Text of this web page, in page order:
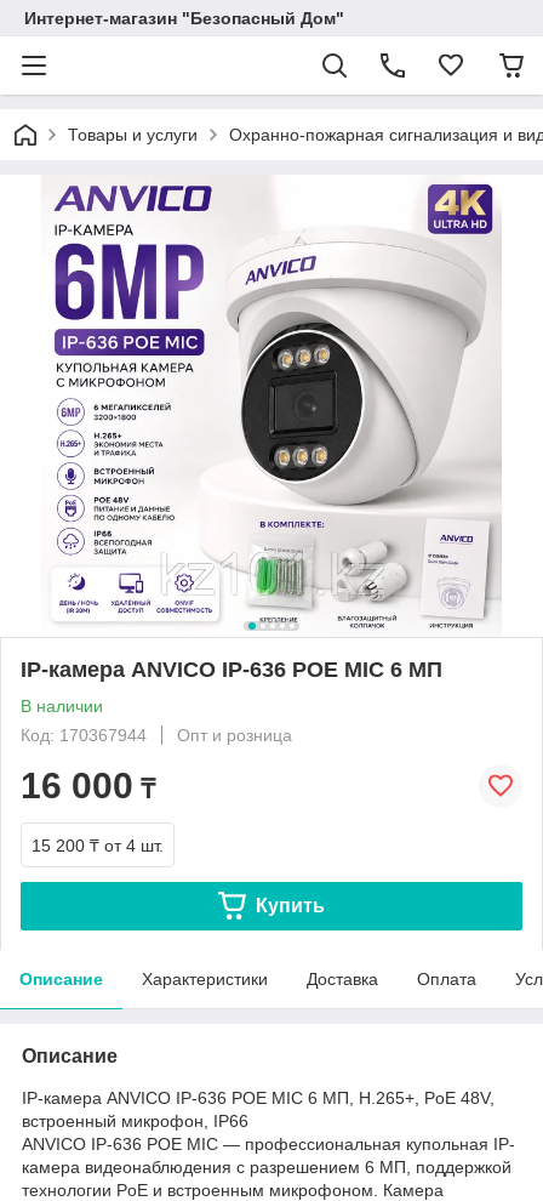
Интернет-магазин "Безопасный Дом"
Товары и услуги Охранно-пожарная сигнализация и
IP-камера ANVICO IP-636 POE MIC 6 МП
В наличии
Код: 170367944
Опт и розница
16 000 ₸
15 200 ₸ от 4 шт.
Купить
Описание Характеристики Доставка Оплата
Описание
IP-камера ANVICO IP-636 POE MIC 6 МП, H.265+, PoE 48V,
встроенный микрофон, IP66
ANVICO IP-636 POE MIC — профессиональная купольная IP-
камера видеонаблюдения с разрешением 6 МП, поддержкой
технологии PoE и встроенным микрофоном. Камера